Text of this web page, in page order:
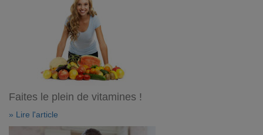
Faites le plein de vitamines !
» Lire l'article